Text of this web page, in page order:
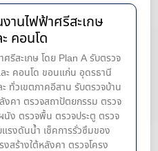
านไฟฟ้าศรีสะเกษ
คอนโด
รีสะเกษ โดย Plan A รับตรวจ
ะ คอนโด ขอนแก่น อุดรธานี
ทั่วเขตภาคอีสาน รับตรวจบ้าน
คา ตรวจสถาปัตยกรรม ตรวจ
นัง ตรวจพื้น ตรวจประตู ตรวจ
รงดันน้ำ เช็คการรั่วซึมของ
สร้างใต้หลังคา ตรวจโครง